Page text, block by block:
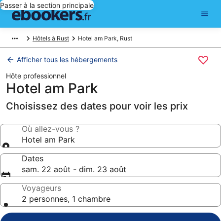
Passer à la section principale
Hôtels à Rust Hotel am Park, Rust
Afficher tous les hébergements
Hôte professionnel
Hotel am Park
Choisissez des dates pour voir les prix
Où allez-vous ?
Hotel am Park
Dates
sam. 22 août - dim. 23 août
Voyageurs
2 personnes, 1 chambre